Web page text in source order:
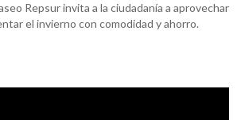
Repsur invita a la ciudadanía a aprovechar
el invierno con comodidad y ahorro.